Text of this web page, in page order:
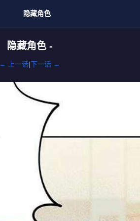
隐藏角色
隐藏角色 -
← 上一话|下一话 →